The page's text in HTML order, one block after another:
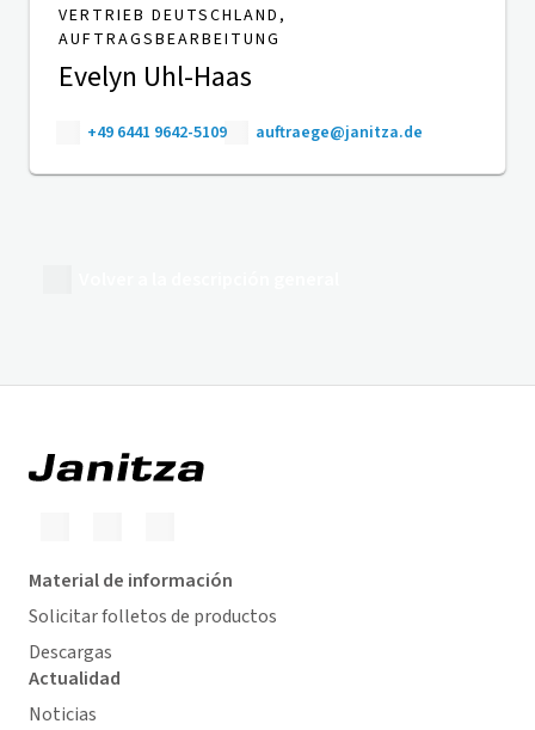
VERTRIEB DEUTSCHLAND,
AUFTRAGSBEARBEITUNG
Evelyn Uhl-Haas
+49 6441 9642-5109 auftraege@janitza.de
Material de información
Solicitar folletos de productos
Descargas
Actualidad
Noticias